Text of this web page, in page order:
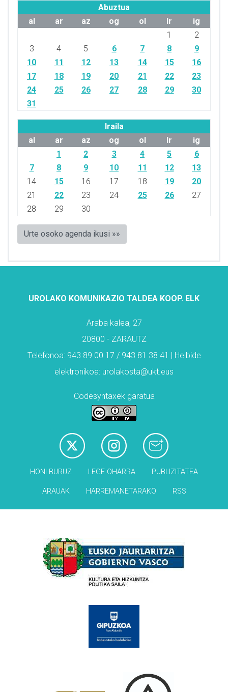
Abuztua
al
ar az og ol lr
ig
1
2
3
4 5 6 7 8
9
10
11 12 13 14 15
16
17
18 19 20 21 22
23
24
25 26 27 28 29
30
31
Iraila
al
ar az og ol lr
ig
1
2 3 4 5
6
7
8 9 10 11 12
13
14
15 16 17 18 19
20
21
22 23 24 25 26
27
28
29 30
Urte osoko agenda ikusi »»
UROLAKO KOMUNIKAZIO TALDEA KOOP. ELK
Araba kalea, 27
20800 - ZARAUTZ
Telefonoa: 943 89 00 17 / 943 81 38 41 | Helbide
elektronikoa: urolakosta@ukt.eus
Codesyntaxek garatua
HONI BURUZ LEGE OHARRA PUBLIZITATEA
ARAUAK HARREMANETARAKO RSS